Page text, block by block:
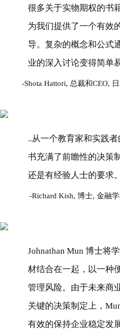
很多关于实物期权的书
为我们提供了一个有效
导。复杂的概念和公式
业的深入讨论变得简单
Shota Hattori, 总裁和CEO,
..从一个教育家和实践
书充满了前瞻性的决策
还是有经验人士的要求。
Richard Kish, 博士, 金融
Johnathan Mun 博士将
材结合在一起，以一种
管理风险。由于未来商
关键的决策制定上，
有效的保持企业稳定发